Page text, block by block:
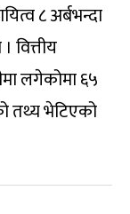
८ अर्बभन्दा
वित्तीय
लगेकोमा ६५
तथ्य भेटिएको